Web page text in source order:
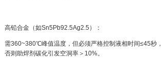
高铅合金（如Sn5Pb92.5Ag2.5）：
需360~380℃峰值温度，但必须严格控制液相时间≤45秒，
否则助焊剂碳化引发空洞率＞10%。